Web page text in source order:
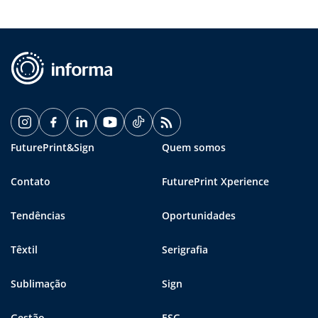
FuturePrint&Sign Quem somos
Contato FuturePrint Xperience
Tendências Oportunidades
Têxtil Serigrafia
Sublimação Sign